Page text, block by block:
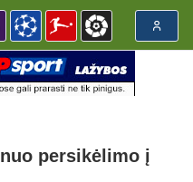
persikėlimo į